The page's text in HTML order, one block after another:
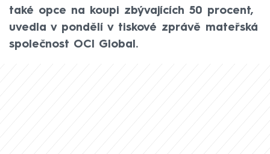
také opce na koupi zbývajících 50 procent,
uvedla v pondělí v tiskové zprávě mateřská
společnost OCI Global.